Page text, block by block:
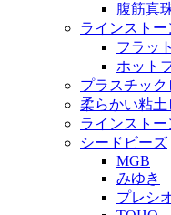
腹筋真
ラインストー
フラッ
ホット
プラスチック
柔らかい粘土
ラインスト
シードビーズ
MGB
みゆき
プレシ